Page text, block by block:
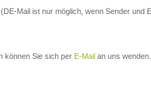
Mail ist nur möglich, wenn Sender und
können Sie sich per E-Mail an uns wenden.